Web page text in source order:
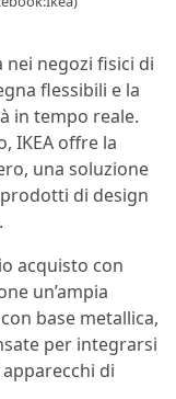
nei negozi fisici di
flessibili e la
in tempo reale.
IKEA offre la
una soluzione
di design
acquisto con
un’ampia
base metallica,
per integrarsi
di